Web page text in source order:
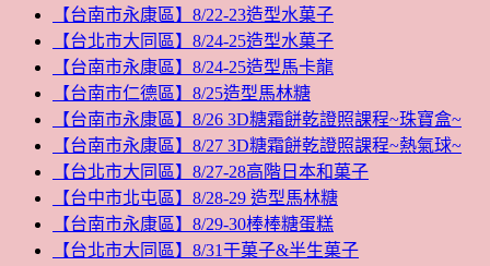
【台南市永康區】8/22-23造型水菓子
【台北市大同區】8/24-25造型水菓子
【台南市永康區】8/24-25造型馬卡龍
【台南市仁德區】8/25造型馬林糖
【台南市永康區】8/26 3D糖霜餅乾證照課程~珠寶盒~
【台南市永康區】8/27 3D糖霜餅乾證照課程~熱氣球~
【台北市大同區】8/27-28高階日本和菓子
【台中市北屯區】8/28-29 造型馬林糖
【台南市永康區】8/29-30棒棒糖蛋糕
【台北市大同區】8/31干菓子&半生菓子